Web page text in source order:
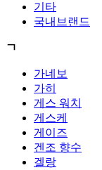
기타
국내브랜드
ㄱ
가네보
가히
게스 워치
게스케
게이즈
겐조 향수
겔랑